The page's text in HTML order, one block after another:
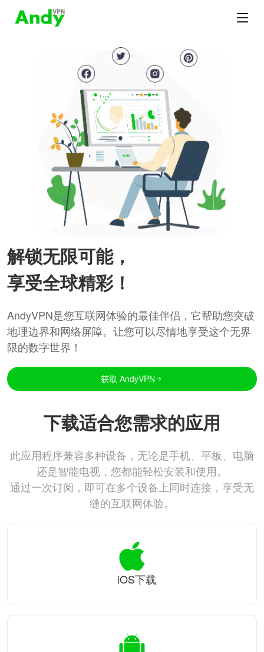
解锁无限可能，
享受全球精彩！
AndyVPN是您互联网体验的最佳伴侣，它帮助您突破
地理边界和网络屏障。让您可以尽情地享受这个无界
限的数字世界！
获取 AndyVPN
下载适合您需求的应用
此应用程序兼容多种设备，无论是手机、平板、电脑
还是智能电视，您都能轻松安装和使用。
通过一次订阅，即可在多个设备上同时连接，享受无
缝的互联网体验。
iOS下载